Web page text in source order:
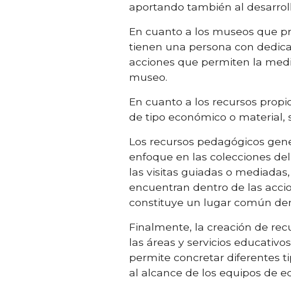
aportando también al
En cuanto a los museos que
tienen una persona con
acciones que permiten la
museo.
En cuanto a los recursos
de tipo económico o material,
Los recursos pedagógicos
enfoque en las colecciones
las visitas guiadas o
encuentran dentro de las
constituye un lugar común
Finalmente, la creación de
las áreas y servicios
permite concretar diferentes
al alcance de los equipos de